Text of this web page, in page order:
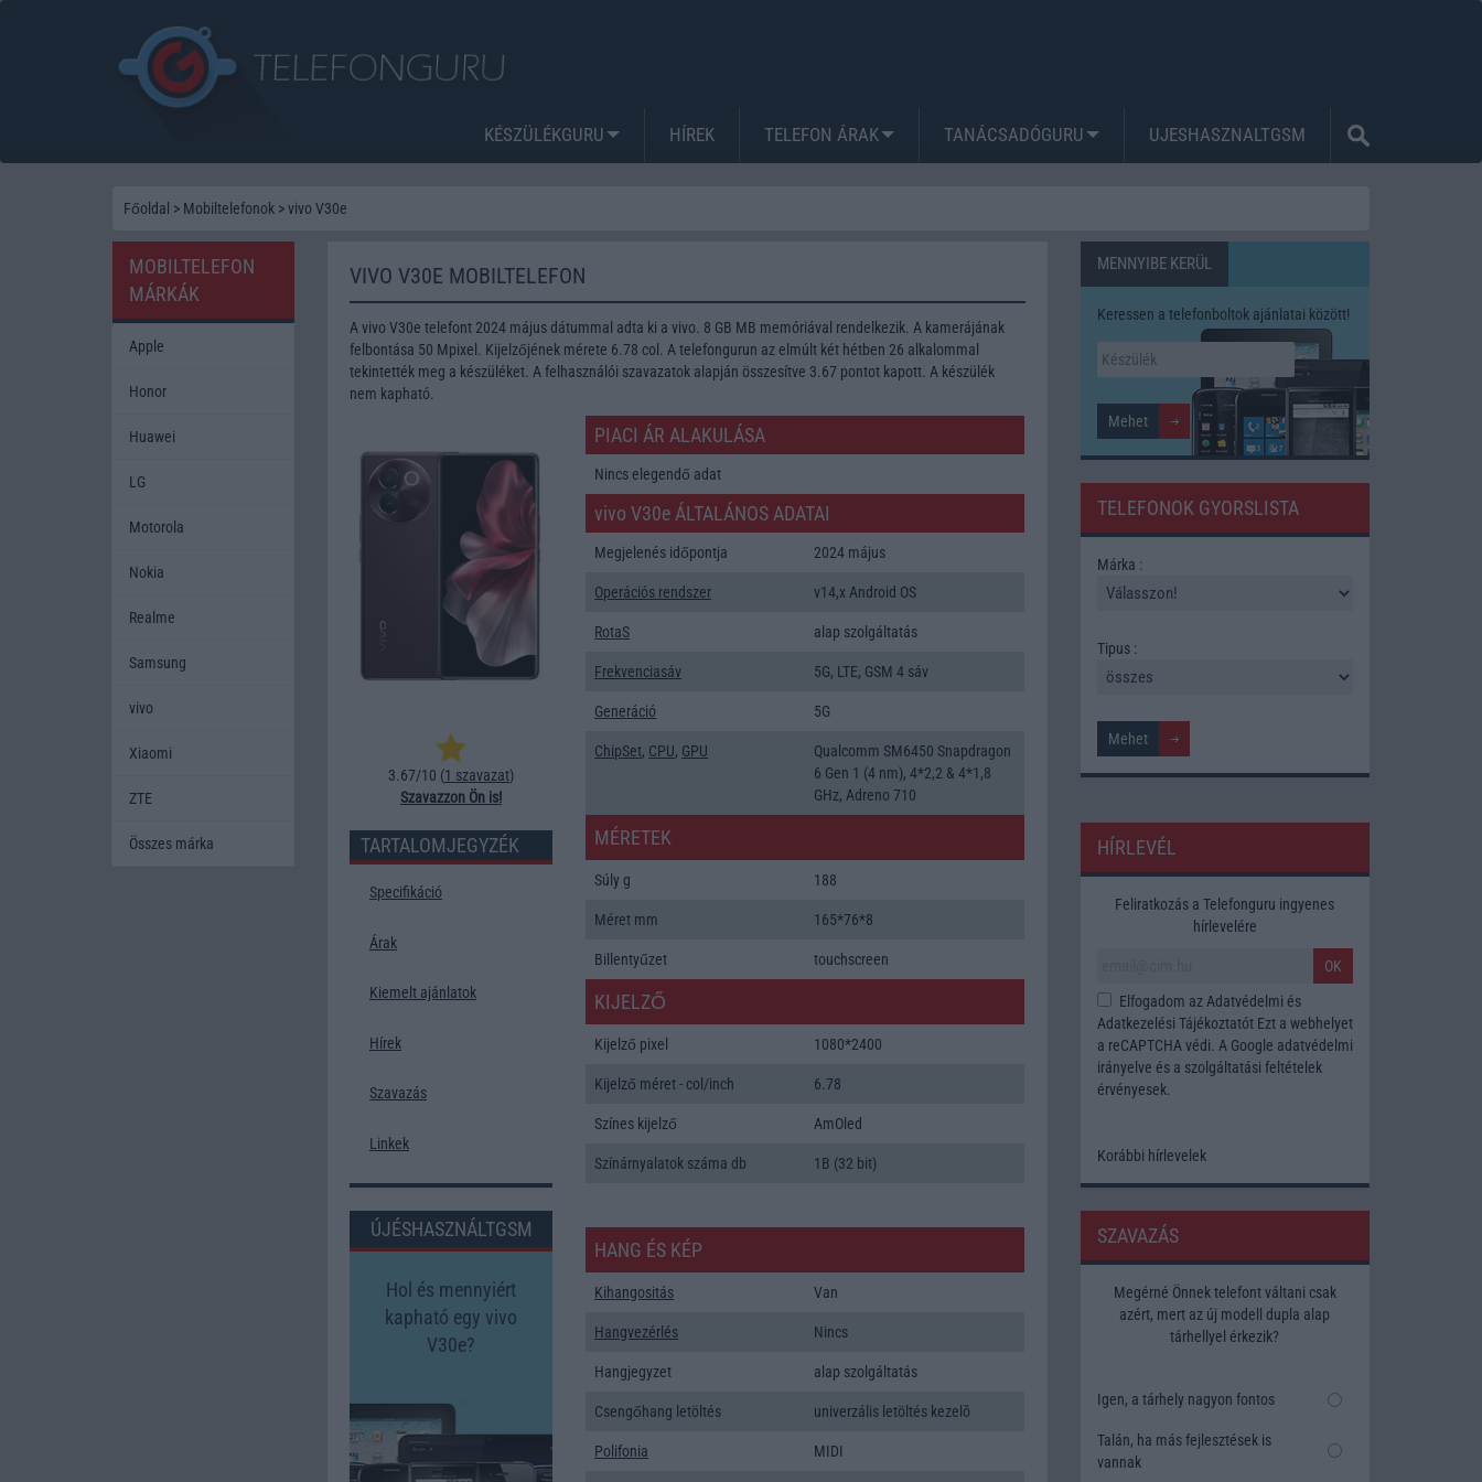
KÉSZÜLÉKGURU HÍREK TELEFON ÁRAK TANÁCSADÓGURU UJESHASZNALTGSM
Főoldal > Mobiltelefonok >vivo V30e
VIVO V30E MOBILTELEFON
A vivo V30e telefont 2024 május dátummal adta ki a vivo. 8 GB MB memóriával rendelkezik. A kamerájának
felbontása 50 Mpixel. Kijelzőjének mérete 6.78 col. A telefongurun az elmúlt két hétben 26 alkalommal
tekintették meg a készüléket. A felhasználói szavazatok alapján összesítve 3.67 pontot kapott. A készülék
nem kapható.
3.67/10 (1 szavazat)
Szavazzon Ön is!
TARTALOMJEGYZÉK
Specifikáció
Árak
Kiemelt ajánlatok
Hírek
Szavazás
Linkek
ÚJÉSHASZNÁLTGSM
Hol és mennyiért
kapható egy vivo
V30e?
PIACI ÁR ALAKULÁSA
Nincs elegendő adat
vivo V30e ÁLTALÁNOS ADATAI
Megjelenés időpontja 2024 május
Operációs rendszer v14,x Android OS
RotaS alap szolgáltatás
Frekvenciasáv 5G, LTE, GSM 4 sáv
Generáció 5G
ChipSet, CPU, GPU
Qualcomm SM6450 Snapdragon
6 Gen 1 (4 nm), 4*2,2 & 4*1,8
GHz, Adreno 710
MÉRETEK
Súly g 188
Méret mm 165*76*8
Billentyűzet touchscreen
KIJELZŐ
Kijelző pixel 1080*2400
Kijelző méret - col/inch 6.78
Színes kijelző AmOled
Színárnyalatok száma db 1B (32 bit)
HANG ÉS KÉP
Kihangositás Van
Hangvezérlés Nincs
Hangjegyzet alap szolgáltatás
Csengőhang letöltés univerzális letöltés kezelõ
Polifonia MIDI
MENNYIBE KERÜL
Keressen a telefonboltok ajánlatai között!
TELEFONOK GYORSLISTA
Márka :
Tipus :
HÍRLEVÉL
Feliratkozás a Telefonguru ingyenes
hírlevelére
OK
Elfogadom az Adatvédelmi és
Adatkezelési TájékoztatótEzt a webhelyet
a reCAPTCHA védi. A Google adatvédelmi
irányelve és a szolgáltatási feltételek
érvényesek.
Korábbi hírlevelek
SZAVAZÁS
Megérné Önnek telefont váltani csak
azért, mert az új modell dupla alap
tárhellyel érkezik?
Igen, a tárhely nagyon fontos
Talán, ha más fejlesztések is
vannak
MOBILTELEFON
MÁRKÁK
Apple
Honor
Huawei
LG
Motorola
Nokia
Realme
Samsung
vivo
Xiaomi
ZTE
Összes márka